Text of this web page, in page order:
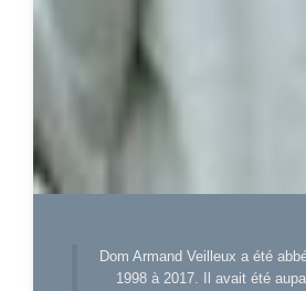
Dom Armand Veilleux a été
1998 à 2017. Il avait été